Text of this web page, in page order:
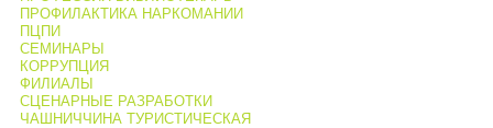
ПРОФИЛАКТИКА НАРКОМАНИИ
ПЦПИ
СЕМИНАРЫ
КОРРУПЦИЯ
ФИЛИАЛЫ
СЦЕНАРНЫЕ РАЗРАБОТКИ
ЧАШНИЧЧИНА ТУРИСТИЧЕСКАЯ